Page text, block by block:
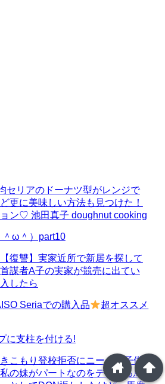
セリアのドーナツ型がレンジで
更に美味しい方法も見つけた！
ン♡ 池田真子 doughnut cooking
＾ω＾）part10
復讐】実家近所で新居を探して
謀者A子の実家が競売に出てい
したら
Seriaでの購入品
超オススメ
に支柱を付ける!
こもり登校拒否にニートの子供
の妹がパートなのをディスる馬 arrowup
home